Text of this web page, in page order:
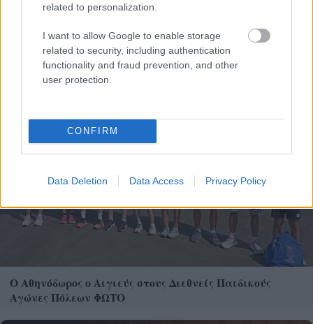
related to personalization.
I want to allow Google to enable storage
related to security, including authentication
functionality and fraud prevention, and other
user protection.
CONFIRM
Data Deletion Data Access Privacy Policy
Ο Αθηνόδωρος ο Αιγιεύς στους Διεθνείς Παιδικούς
Αγώνες Πόλεων ΦΩΤΟ